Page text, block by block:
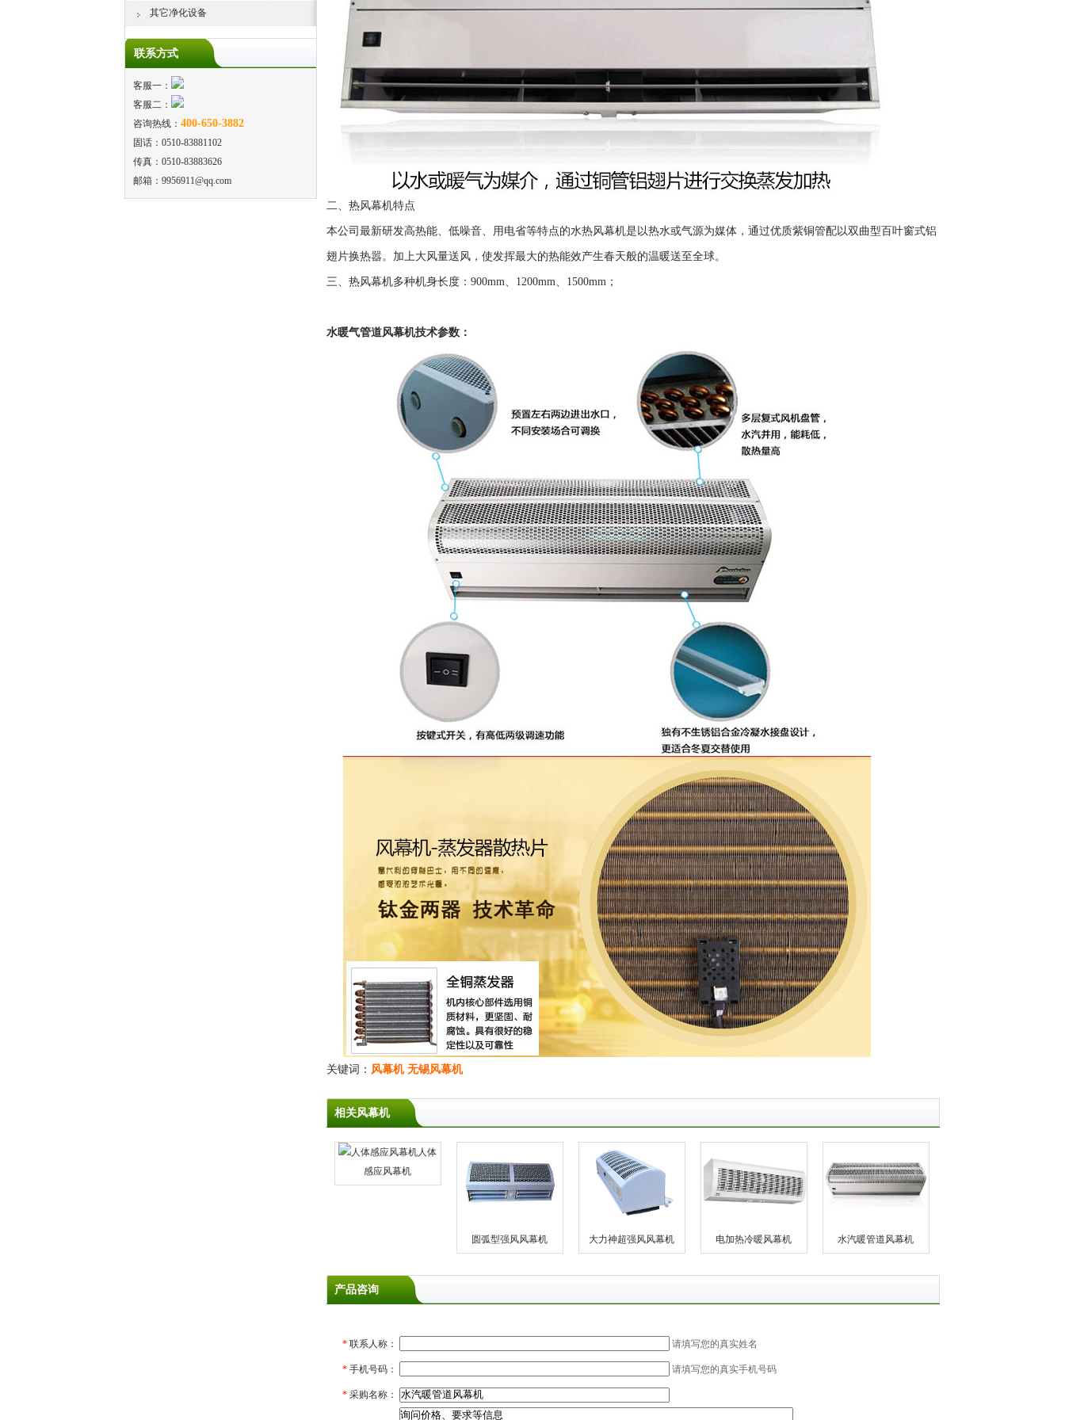
其它净化设备
联系方式
客服一：
客服二：
咨询热线： 400-650-3882
固话：0510-83881102
传真：0510-83883626
邮箱：9956911@qq.com
二、热风幕机特点
本公司最新研发高热能、低噪音、用电省等特点的水热风幕机是以热水或气源为媒体，通过优质紫铜管配以双曲型百叶窗式铝
翅片换热嚣。加上大风量送风，使发挥最大的热能效产生春天般的温暖送至全球。
三、热风幕机多种机身长度：900mm、1200mm、1500mm；
水暖气管道风幕机技术参数：
关键词： 风幕机 无锡风幕机
相关风幕机
人体
感应风幕机
圆弧型强风风幕机 大力神超强风风幕机 电加热冷暖风幕机 水汽暖管道风幕机
产品咨询
*联系人称： 请填写您的真实姓名
*手机号码： 请填写您的真实手机号码
*采购名称：